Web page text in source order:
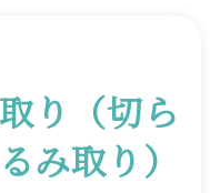
り（切ら
み取り）